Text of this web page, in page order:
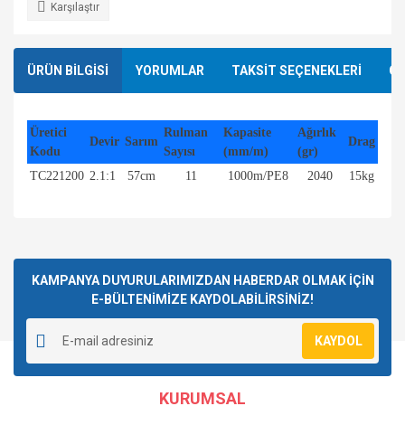
Karşılaştır
ÜRÜN BİLGİSİ YORUMLAR TAKSİT SEÇENEKLERİ
Üretici
Kodu
Devir Sarım
Rulman
Sayısı
Kapasite
(mm/m)
Ağırlık
(gr)
Drag
TC221200 2.1:1 57cm 11 1000m/PE8 2040 15kg
Yorum Yaz
kullanarak tarafımıza iletebilirsiniz.
Görüş ve önerileriniz için teşekkür ederiz.
Ürün resmi kalitesiz, bozuk veya görüntülenemiyor.
Ürün açıklamasında eksik bilgiler bulunuyor.
Ürün bilgilerinde hatalar bulunuyor.
Ürün fiyatı diğer sitelerden daha pahalı.
KAMPANYA DUYURULARIMIZDAN HABERDAR OLMAK İÇİN
E-BÜLTENİMİZE KAYDOLABİLİRSİNİZ!
KAYDOL
KURUMSAL